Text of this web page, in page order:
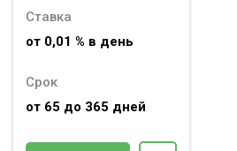
Ставка
от 0,01 % в день
Срок
от 65 до 365 дней